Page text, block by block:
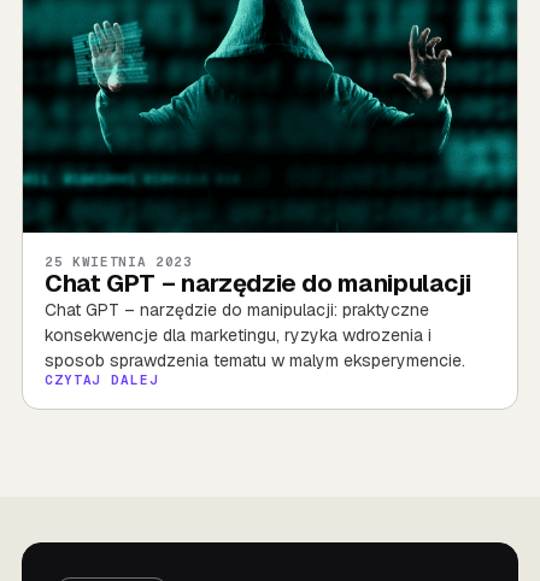
Chat GPT – narzędzie do manipulacji
25 KWIETNIA 2023
Chat GPT – narzędzie do manipulacji: praktyczne
konsekwencje dla marketingu, ryzyka wdrozenia i
sposob sprawdzenia tematu w malym eksperymencie.
CZYTAJ DALEJ